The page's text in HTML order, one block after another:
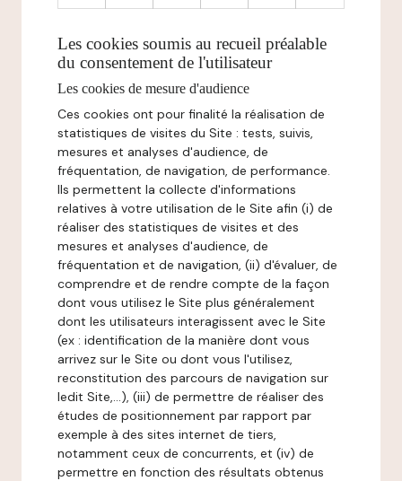
Les cookies soumis au recueil préalable
du consentement de l'utilisateur
Les cookies de mesure d'audience
Ces cookies ont pour finalité la réalisation de
statistiques de visites du Site : tests, suivis,
mesures et analyses d'audience, de
fréquentation, de navigation, de performance.
Ils permettent la collecte d'informations
relatives à votre utilisation de le Site afin (i) de
réaliser des statistiques de visites et des
mesures et analyses d'audience, de
fréquentation et de navigation, (ii) d'évaluer, de
comprendre et de rendre compte de la façon
dont vous utilisez le Site plus généralement
dont les utilisateurs interagissent avec le Site
(ex : identification de la manière dont vous
arrivez sur le Site ou dont vous l'utilisez,
reconstitution des parcours de navigation sur
ledit Site,...), (iii) de permettre de réaliser des
études de positionnement par rapport par
exemple à des sites internet de tiers,
notamment ceux de concurrents, et (iv) de
permettre en fonction des résultats obtenus